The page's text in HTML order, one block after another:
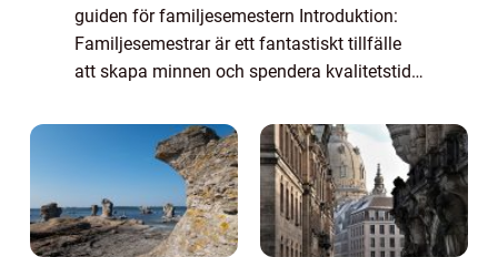
guiden för familjesemestern Introduktion:
Familjesemestrar är ett fantastiskt tillfälle
att skapa minnen och spendera kvalitetstid
mer magisk för barnen finns det inge...